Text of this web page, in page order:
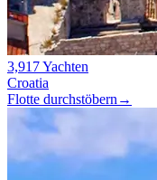
3,917 Yachten
Croatia
Flotte durchstöbern →